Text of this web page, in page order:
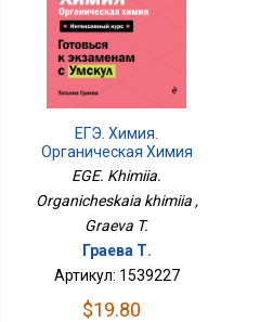
ЕГЭ. Химия.
Органическая Химия
EGE. Khimiia.
Organicheskaia khimiia ,
Graeva T.
Граева Т.
Артикул: 1539227
$19.80